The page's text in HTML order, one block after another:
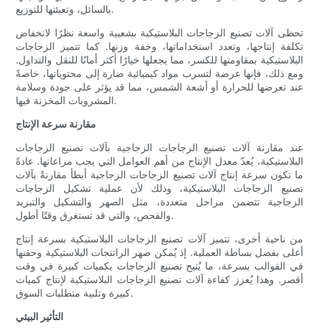
بالسائل، وتعبئتها للتوزيع.
تحظى آلات تصنيع الزجاجات البلاستيكية بشعبية واسعة نظرًا لانخفاض
تكلفة إنتاجها، وتعدد استخداماتها، وخفة وزنها. كما تتميز الزجاجات
البلاستيكية بمقاومتها للكسر، مما يجعلها خيارًا أكثر أمانًا للنقل والتداول.
ومع ذلك، فإنها عرضة لتسرب مواد كيميائية ضارة إلى محتوياتها، خاصةً
عند تعرضها للحرارة أو أشعة الشمس، مما قد يؤثر على جودة وسلامة
المشروبات المخزنة فيها.
مقارنة سرعة الإنتاج
عند مقارنة آلات تصنيع الزجاجات الزجاجية بآلات تصنيع الزجاجات
البلاستيكية، يُعدّ معدل الإنتاج من أهم العوامل التي يجب مراعاتها. عادةً
ما تكون سرعة إنتاج آلات تصنيع الزجاجات الزجاجية أبطأ مقارنةً بآلات
تصنيع الزجاجات البلاستيكية، وذلك لأن عملية تشكيل الزجاجات
الزجاجية تتضمن مراحل متعددة، مثل الصهر والتشكيل والتبريد
والفحص، والتي قد تستغرق وقتًا أطول.
من ناحية أخرى، تتميز آلات تصنيع الزجاجات البلاستيكية بسرعة إنتاج
أعلى بفضل بساطة العملية. إذ يُمكن صهر الراتنجات البلاستيكية وحقنها
في القوالب بسرعة، ما يُتيح تصنيع الزجاجات بكميات كبيرة في وقت
أقصر. وهذا يُعزز كفاءة آلات تصنيع الزجاجات البلاستيكية لإنتاج كميات
كبيرة وتلبية متطلبات السوق.
التأثير البيئي